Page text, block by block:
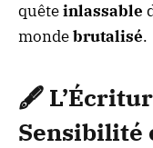
quêteinlassable
mondebrutalisé.
🖋️
Sensibilité